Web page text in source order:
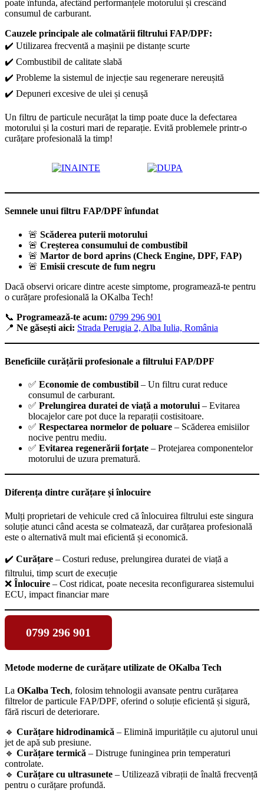
poate înfunda, afectând performanțele motorului și crescând
consumul de carburant.
Cauzele principale ale colmatării filtrului FAP/DPF:
✔️ Utilizarea frecventă a mașinii pe distanțe scurte
✔️ Combustibil de calitate slabă
✔️ Probleme la sistemul de injecție sau regenerare nereușită
✔️ Depuneri excesive de ulei și cenușă
Un filtru de particule necurățat la timp poate duce la defectarea
motorului și la costuri mari de reparație. Evită problemele printr-o
curățare profesională la timp!
Semnele unui filtru FAP/DPF înfundat
🚨 Scăderea puterii motorului
🚨 Creșterea consumului de combustibil
🚨 Martor de bord aprins (Check Engine, DPF, FAP)
🚨 Emisii crescute de fum negru
Dacă observi oricare dintre aceste simptome, programează-te pentru
o curățare profesională la OKalba Tech!
📞 Programează-te acum: 0799 296 901
📍 Ne găsești aici: Strada Perugia 2, Alba Iulia, România
Beneficiile curățării profesionale a filtrului FAP/DPF
✅ Economie de combustibil – Un filtru curat reduce
consumul de carburant.
✅ Prelungirea duratei de viață a motorului – Evitarea
blocajelor care pot duce la reparații costisitoare.
✅ Respectarea normelor de poluare – Scăderea emisiilor
nocive pentru mediu.
✅ Evitarea regenerării forțate – Protejarea componentelor
motorului de uzura prematură.
Diferența dintre curățare și înlocuire
Mulți proprietari de vehicule cred că înlocuirea filtrului este singura
soluție atunci când acesta se colmatează, dar curățarea profesională
este o alternativă mult mai eficientă și economică.
✔️ Curățare – Costuri reduse, prelungirea duratei de viață a
filtrului, timp scurt de execuție
❌ Înlocuire – Cost ridicat, poate necesita reconfigurarea sistemului
ECU, impact financiar mare
0799 296 901
Metode moderne de curățare utilizate de OKalba Tech
La OKalba Tech, folosim tehnologii avansate pentru curățarea
filtrelor de particule FAP/DPF, oferind o soluție eficientă și sigură,
fără riscuri de deteriorare.
🔹 Curățare hidrodinamică – Elimină impuritățile cu ajutorul unui
jet de apă sub presiune.
🔹 Curățare termică – Distruge funinginea prin temperaturi
controlate.
🔹 Curățare cu ultrasunete – Utilizează vibrații de înaltă frecvență
pentru o curățare profundă.